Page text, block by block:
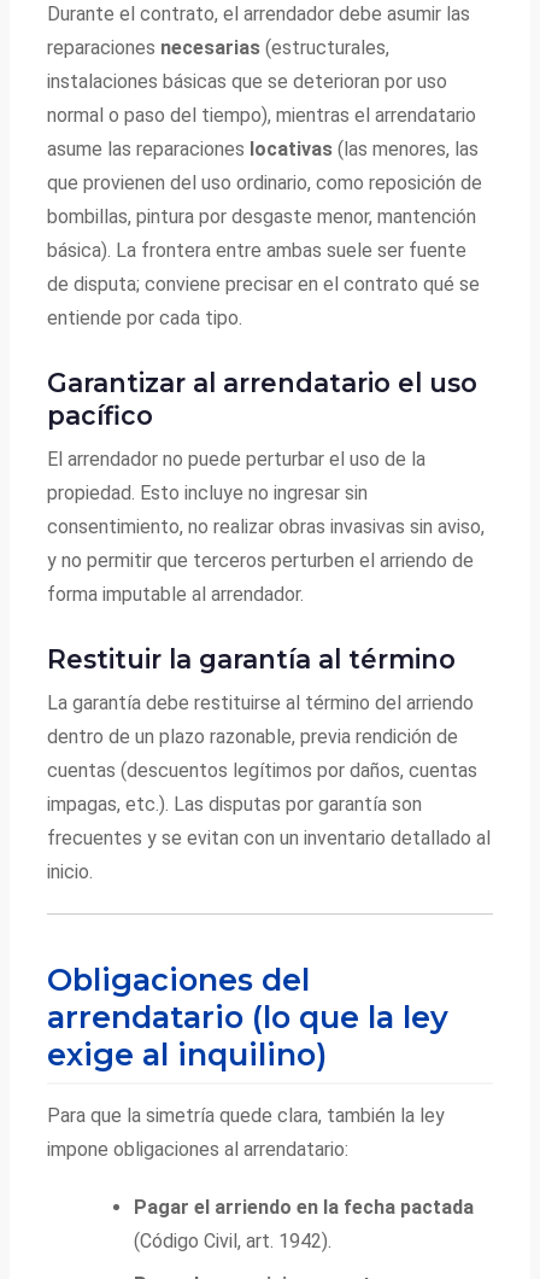
Durante el contrato, el arrendador debe asumir las
reparaciones necesarias (estructurales,
instalaciones básicas que se deterioran por uso
normal o paso del tiempo), mientras el arrendatario
asume las reparaciones locativas (las menores, las
que provienen del uso ordinario, como reposición de
bombillas, pintura por desgaste menor, mantención
básica). La frontera entre ambas suele ser fuente
de disputa; conviene precisar en el contrato qué se
entiende por cada tipo.
Garantizar al arrendatario el uso
pacífico
El arrendador no puede perturbar el uso de la
propiedad. Esto incluye no ingresar sin
consentimiento, no realizar obras invasivas sin aviso,
y no permitir que terceros perturben el arriendo de
forma imputable al arrendador.
Restituir la garantía al término
La garantía debe restituirse al término del arriendo
dentro de un plazo razonable, previa rendición de
cuentas (descuentos legítimos por daños, cuentas
impagas, etc.). Las disputas por garantía son
frecuentes y se evitan con un inventario detallado al
inicio.
Obligaciones del
arrendatario (lo que la ley
exige al inquilino)
Para que la simetría quede clara, también la ley
impone obligaciones al arrendatario:
Pagar el arriendo en la fecha pactada
(Código Civil, art. 1942).